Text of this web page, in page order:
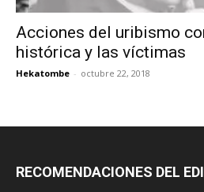
Acciones del uribismo
histórica y las víctimas
Hekatombe - octubre 22, 2018
RECOMENDACIONES DEL